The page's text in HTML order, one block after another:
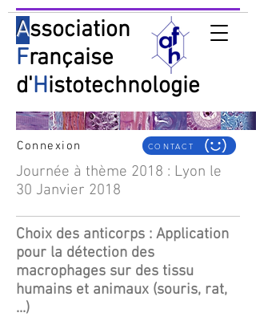
Association
Française
d'Histotechnologie
Connexion CONTACT
Journée à thème 2018 : Lyon le
30 Janvier 2018
Choix des anticorps : Application
pour la détection des
macrophages sur des tissu
humains et animaux (souris, rat,
...)